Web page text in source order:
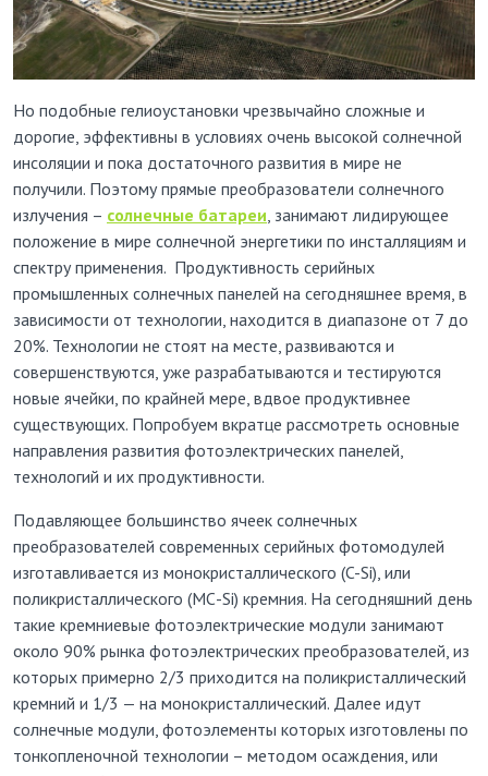
Но подобные гелиоустановки чрезвычайно сложные и
дорогие, эффективны в условиях очень высокой солнечной
инсоляции и пока достаточного развития в мире не
получили. Поэтому прямые преобразователи солнечного
излучения – солнечные батареи , занимают лидирующее
положение в мире солнечной энергетики по инсталляциям и
спектру применения. Продуктивность серийных
промышленных солнечных панелей на сегодняшнее время, в
зависимости от технологии, находится в диапазоне от 7 до
20%. Технологии не стоят на месте, развиваются и
совершенствуются, уже разрабатываются и тестируются
новые ячейки, по крайней мере, вдвое продуктивнее
существующих. Попробуем вкратце рассмотреть основные
направления развития фотоэлектрических панелей,
технологий и их продуктивности.
Подавляющее большинство ячеек солнечных
преобразователей современных серийных фотомодулей
изготавливается из монокристаллического (C-Si), или
поликристаллического (МС-Si) кремния. На сегодняшний день
такие кремниевые фотоэлектрические модули занимают
около 90% рынка фотоэлектрических преобразователей, из
которых примерно 2/3 приходится на поликристаллический
кремний и 1/3 — на монокристаллический. Далее идут
солнечные модули, фотоэлементы которых изготовлены по
тонкопленочной технологии – методом осаждения, или